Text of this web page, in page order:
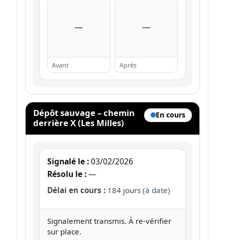
—
Avant
—
Après
Dépôt sauvage – chemin
derrière X (Les Milles)
En cours
Signalé le :03/02/2026
Résolu le :—
Délai en cours :184 jours (à date)
Signalement transmis. À re-vérifier
sur place.